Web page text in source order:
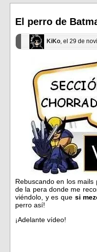
nueva) nueva)
El perro de
KiKo, el 29 de
Rebuscando en los
de la pera donde me
viéndolo, y es que si
perro así!
¡Adelante vídeo!